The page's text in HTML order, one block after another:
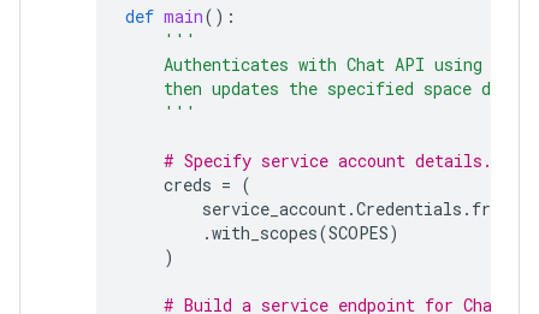
def main():
'''
Authenticates with Chat API using app
then updates the specified space
    '''
# Specify service account details.
creds = (
service_account.Credentials .
.with_scopes(SCOPES)
)
# Build a service endpoint for Chat